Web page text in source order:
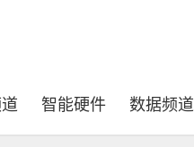
智能硬件 数据频道